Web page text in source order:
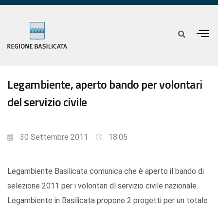
Legambiente, aperto bando per volontari
del servizio civile
30 Settembre 2011 18:05
Legambiente Basilicata comunica che è aperto il bando di
selezione 2011 per i volontari dl servizio civile nazionale.
Legambiente in Basilicata propone 2 progetti per un totale